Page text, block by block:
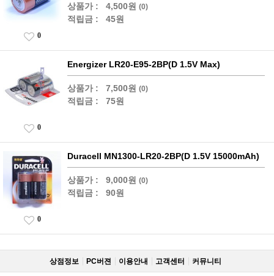
상품가 : 4,500원 (0)
적립금 : 45원
0
Energizer LR20-E95-2BP(D 1.5V Max)
상품가 : 7,500원 (0)
적립금 : 75원
0
Duracell MN1300-LR20-2BP(D 1.5V 15000mAh)
상품가 : 9,000원 (0)
적립금 : 90원
0
상점정보 PC버젼 이용안내 고객센터 커뮤니티